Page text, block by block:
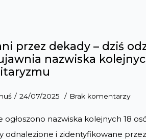
przez dekady – dziś
nazwiska
24/07/2025 Brak komentarzy
nazwiska kolejnych 18
odnalezione i zidentyfikowane